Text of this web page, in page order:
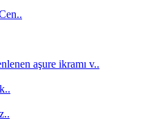
aşure ikramı v..